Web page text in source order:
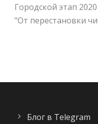
Городской этап 2020
"От перестановки
Блог в Telegram